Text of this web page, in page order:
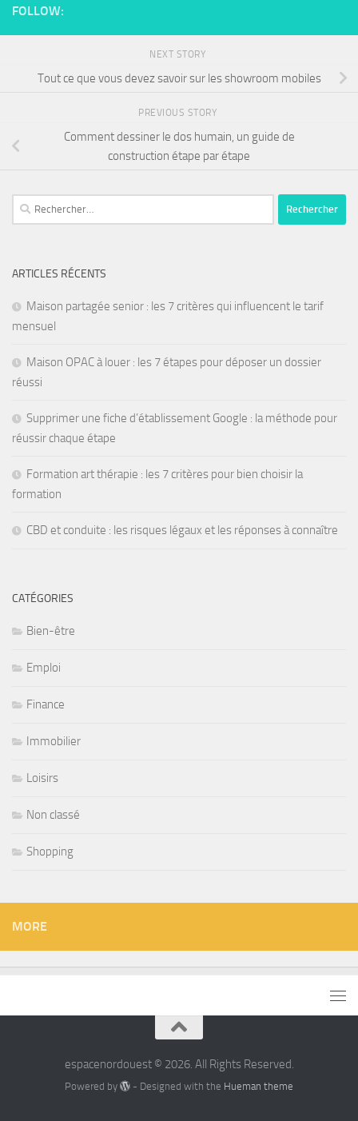
FOLLOW:
NEXT STORY
Tout ce que vous devez savoir sur les showroom mobiles
PREVIOUS STORY
Comment dessiner le dos humain, un guide de
construction étape par étape
ARTICLES RÉCENTS
Maison partagée senior : les 7 critères qui influencent le tarif
mensuel
Maison OPAC à louer : les 7 étapes pour déposer un dossier
réussi
Supprimer une fiche d’établissement Google : la méthode pour
réussir chaque étape
Formation art thérapie : les 7 critères pour bien choisir la
formation
CBD et conduite : les risques légaux et les réponses à connaître
CATÉGORIES
Bien-être
Emploi
Finance
Immobilier
Loisirs
Non classé
Shopping
MORE
espacenordouest © 2026. All Rights Reserved.
Powered by - Designed with the Hueman theme